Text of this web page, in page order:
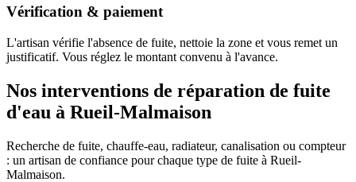
Vérification & paiement
L'artisan vérifie l'absence de fuite, nettoie la zone et vous remet un
justificatif. Vous réglez le montant convenu à l'avance.
Nos interventions de réparation de fuite
d'eau à Rueil-Malmaison
Recherche de fuite, chauffe-eau, radiateur, canalisation ou compteur
: un artisan de confiance pour chaque type de fuite à Rueil-
Malmaison.